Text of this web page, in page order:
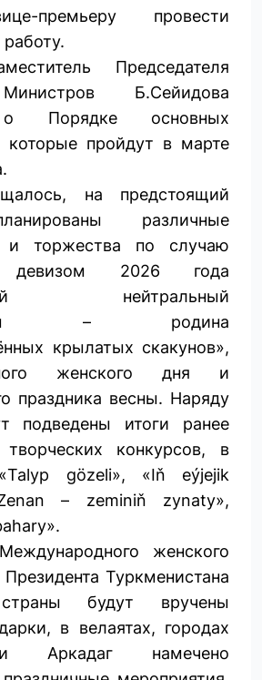
премьеру провести
Председателя
Б.Сейидова
Порядке основных
которые пройдут в марте
на предстоящий
различные
и торжества по случаю
девизом 2026 года
нейтральный
– родина
крылатых скакунов»,
женского дня и
праздника весны. Наряду
подведены итоги ранее
творческих конкурсов, в
gözeli», «Iň eýjejik
– zeminiň zynaty»,
женского
Туркменистана
будут вручены
в велаятах, городах
Аркадаг намечено